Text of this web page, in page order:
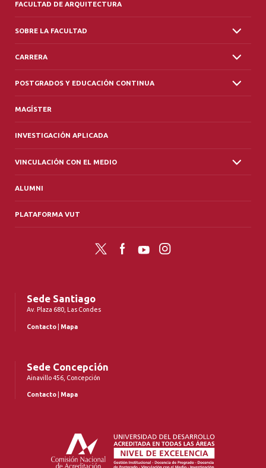
FACULTAD DE ARQUITECTURA
SOBRE LA FACULTAD
CARRERA
POSTGRADOS Y EDUCACIÓN CONTINUA
MAGÍSTER
INVESTIGACIÓN APLICADA
VINCULACIÓN CON EL MEDIO
ALUMNI
PLATAFORMA VUT
Twitter FacebookYouTubeInstagram
Sede Santiago
Av. Plaza 680, Las Condes
Contacto Mapa
Sede Concepción
Ainavillo 456, Concepción
Contacto Mapa